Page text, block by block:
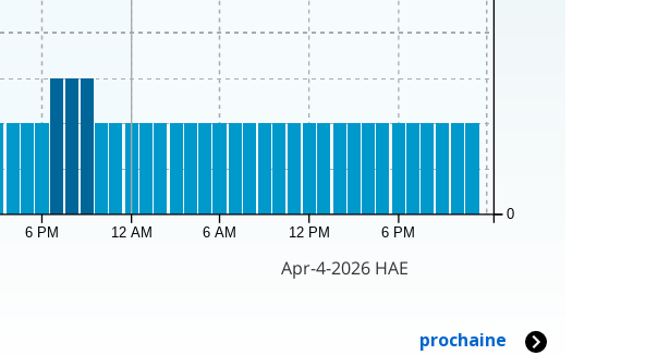
6 PM 12 AM 6 AM 12 PM 6 PM
0
Apr-4-2026 HAE
prochaine